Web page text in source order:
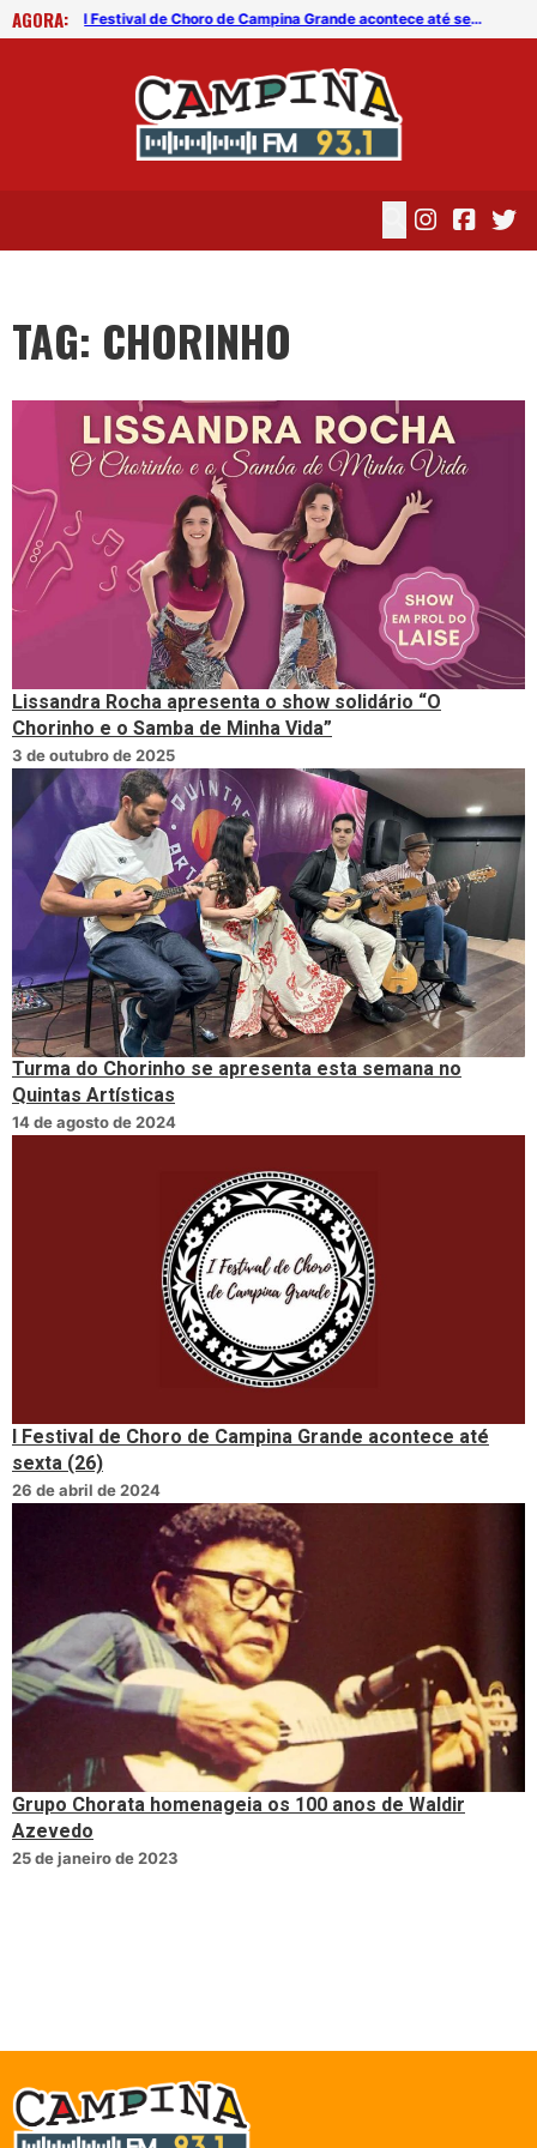
AGORA:
Turma do Chorinho se apresenta esta semana no Quintas Artísticas I Festival de Choro de Campina Grande acontece até sexta (26)
TAG: CHORINHO
Lissandra Rocha apresenta o show solidário “O
Chorinho e o Samba de Minha Vida”
3 de outubro de 2025
Turma do Chorinho se apresenta esta semana no
Quintas Artísticas
14 de agosto de 2024
I Festival de Choro de Campina Grande acontece até
sexta (26)
26 de abril de 2024
Grupo Chorata homenageia os 100 anos de Waldir
Azevedo
25 de janeiro de 2023